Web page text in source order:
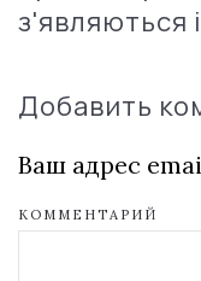
з'являються
Добавить
Ваш адрес
КОММЕНТАРИЙ